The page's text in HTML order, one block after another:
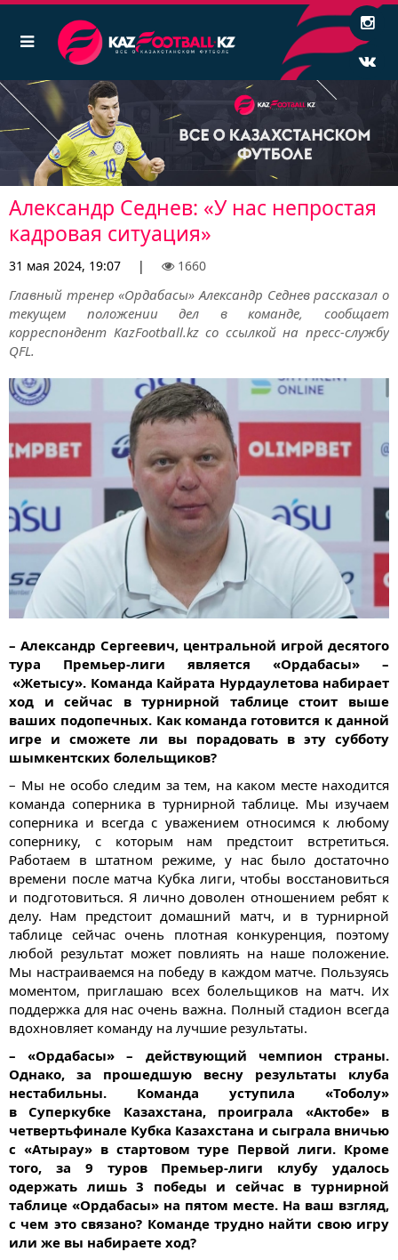
Александр Седнев: «У нас непростая
кадровая ситуация»
31 мая 2024, 19:07 | 1660
Главный тренер «Ордабасы» Александр Седнев рассказал о
текущем положении дел в команде, сообщает
корреспондент KazFootball.kz со ссылкой на пресс-службу
QFL.
– Александр Сергеевич, центральной игрой десятого
тура
Премьер-лиги является «Ордабасы» –
«Жетысу». Команда Кайрата Нурдаулетова набирает
ход и сейчас в турнирной таблице стоит выше
ваших подопечных. Как команда готовится к данной
игре и сможете ли вы порадовать в эту субботу
шымкентских болельщиков?
– Мы не особо следим за тем, на каком месте находится
команда соперника в турнирной таблице. Мы изучаем
соперника и всегда с уважением относимся к любому
сопернику, с которым нам предстоит встретиться.
Работаем в штатном режиме, у нас было достаточно
времени после матча Кубка лиги, чтобы восстановиться
и подготовиться. Я лично доволен отношением ребят к
делу. Нам предстоит домашний матч, и в турнирной
таблице сейчас очень плотная конкуренция, поэтому
любой результат может повлиять на наше положение.
Мы настраиваемся на победу в каждом матче. Пользуясь
моментом, приглашаю всех болельщиков на матч. Их
поддержка для нас очень важна. Полный стадион всегда
вдохновляет команду на лучшие результаты.
– «Ордабасы» – действующий чемпион страны.
Однако, за прошедшую весну результаты клуба
нестабильны. Команда уступила «Тоболу»
в Суперкубке Казахстана, проиграла «Актобе» в
четвертьфинале Кубка Казахстана и сыграла вничью
с «Атырау» в стартовом туре Первой лиги. Кроме
того, за 9 туров Премьер-лиги клубу удалось
одержать лишь 3 победы и сейчас в турнирной
таблице «Ордабасы» на пятом месте. На ваш взгляд,
с чем это связано? Команде трудно найти свою игру
или же вы набираете ход?